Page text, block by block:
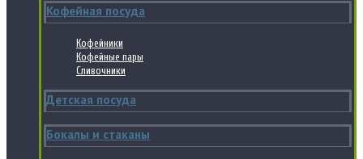
Кофейная посуда
Кофейники
Кофейные пары
Сливочники
Детская посуда
Бокалы и стаканы